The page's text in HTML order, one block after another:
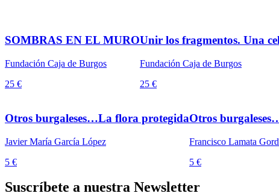
SOMBRAS EN EL MURO
Fundación Caja de Burgos
25 €
Unir los fragmentos. Una
Fundación Caja de Burgos
25 €
Otros burgaleses…La flora protegida
Javier María García López
5 €
Otros
Francisco Lamata
5 €
Suscríbete a nuestra Newsletter